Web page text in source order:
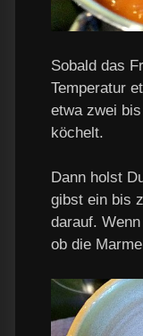
Sobald das
Temperatur
etwa zwei
köchelt.
Dann holst
gibst ein bis
darauf.
ob die